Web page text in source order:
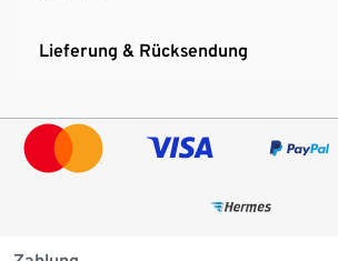
Lieferung & Rücksendung